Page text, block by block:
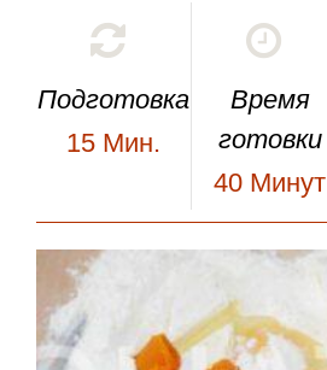
Подготовка
15 Мин.
Время
готовки
40 Минут